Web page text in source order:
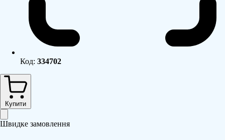
Код: 334702
Купити
Швидке замовлення